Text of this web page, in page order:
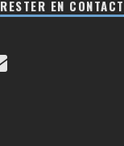
RESTER EN CONTACT